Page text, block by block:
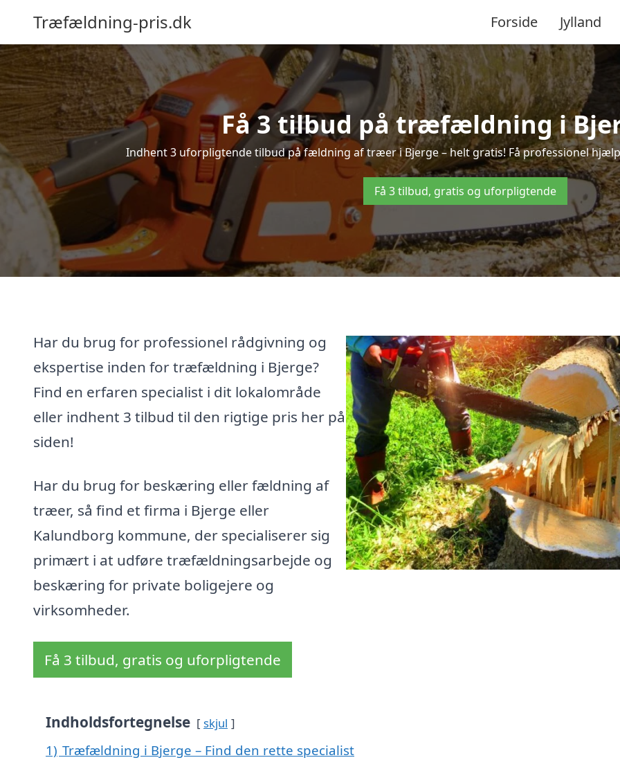
Træfældning-pris.dk Forside Jylland
Få 3 tilbud på træfældning i
Indhent 3 uforpligtende tilbud på fældning af træer i Bjerge – helt gratis! Få professionel
Få 3 tilbud, gratis og uforpligtende
Har du brug for professionel rådgivning og
ekspertise inden for træfældning i Bjerge?
Find en erfaren specialist i dit lokalområde
eller indhent 3 tilbud til den rigtige pris her på
siden!
Har du brug for beskæring eller fældning af
træer, så find et firma i Bjerge eller
Kalundborg kommune, der specialiserer sig
primært i at udføre træfældningsarbejde og
beskæring for private boligejere og
virksomheder.
Få 3 tilbud, gratis og uforpligtende
Indholdsfortegnelse skjul
1) Træfældning i Bjerge – Find den rette specialist